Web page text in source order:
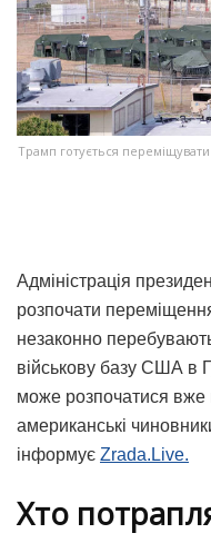
Трамп готується переміщувати
Адміністрація
розпочати
незаконно
військову базу США в
може розпочатися вже
американські
інформує Zrada.Live.
Хто